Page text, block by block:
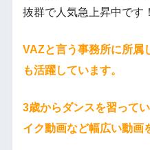
抜群で人気急上昇中です！
VAZと言う事務所に所属
も活躍しています。
3歳からダンスを習って
イク動画など幅広い動画